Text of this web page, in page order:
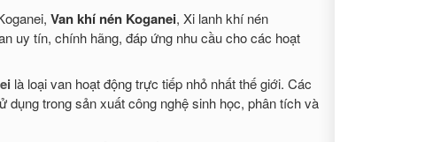
Van khí nén Koganei, Xi lanh khí nén
uy tín, chính hãng, đáp ứng nhu cầu cho các hoạt
là loại van hoạt động trực tiếp nhỏ nhất thế giới. Các
trong sản xuất công nghệ sinh học, phân tích và